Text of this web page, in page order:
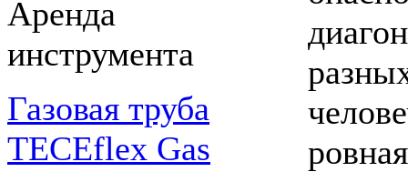
Аренда
инструмента
Газовая труба
TECEflex Gas